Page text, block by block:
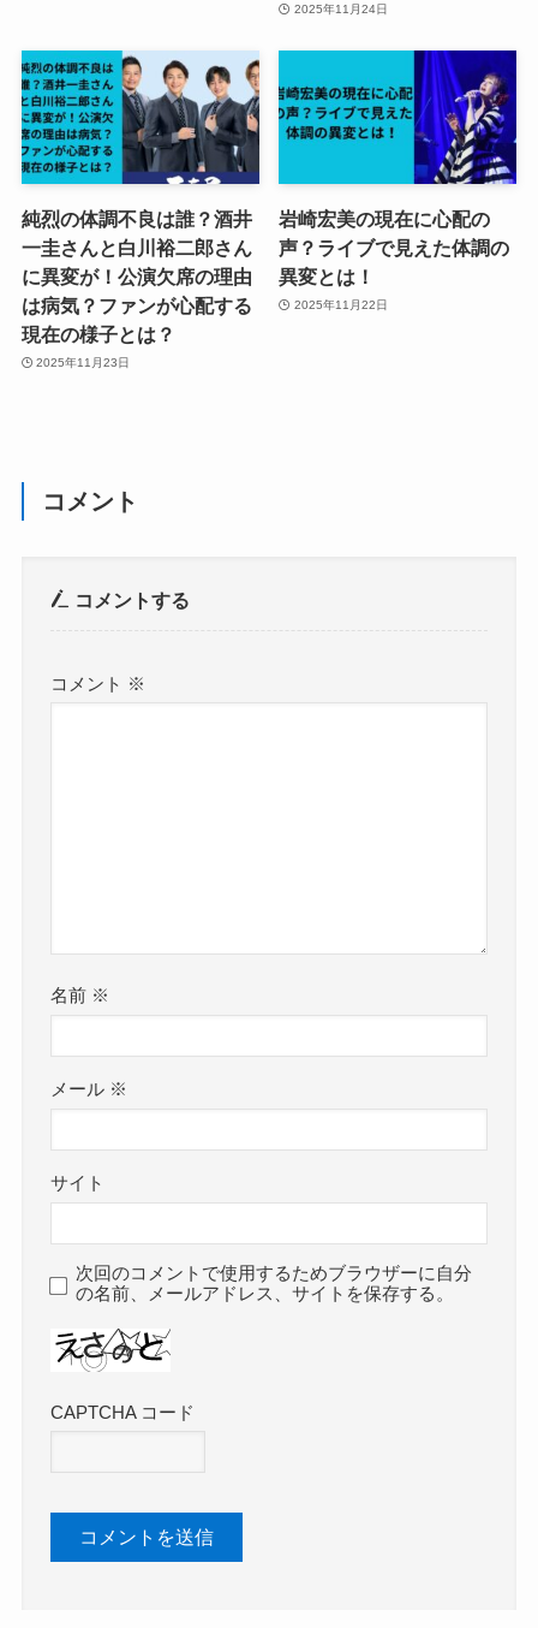
2025年11月24日
純烈の体調不良は誰？酒井
一圭さんと白川裕二郎さん
に異変が！公演欠席の理由
は病気？ファンが心配する
現在の様子とは？
2025年11月23日
岩崎宏美の現在に心配の
声？ライブで見えた体調の
異変とは！
2025年11月22日
コメント
コメントする
コメント ※
名前 ※
メール ※
サイト
次回のコメントで使用するためブラウザーに自分
の名前、メールアドレス、サイトを保存する。
CAPTCHA コード